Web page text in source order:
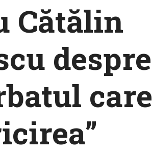
Cătălin
despre
care